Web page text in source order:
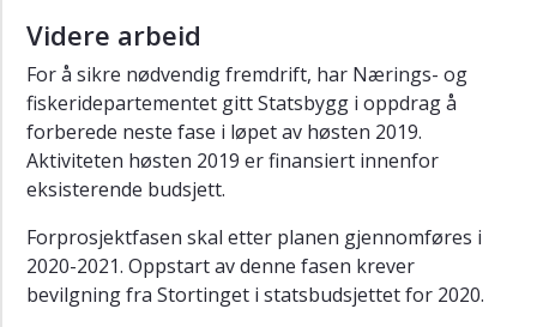
Videre arbeid
For å sikre nødvendig fremdrift, har Nærings- og
fiskeridepartementet gitt Statsbygg i oppdrag å
forberede neste fase i løpet av høsten 2019.
Aktiviteten høsten 2019 er finansiert innenfor
eksisterende budsjett.
Forprosjektfasen skal etter planen gjennomføres i
2020-2021. Oppstart av denne fasen krever
bevilgning fra Stortinget i statsbudsjettet for 2020.